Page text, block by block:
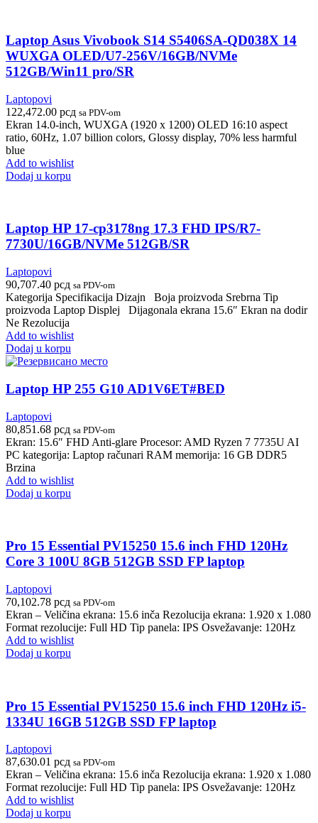
Laptop Asus Vivobook S14 S5406SA-QD038X 14
WUXGA OLED/U7-256V/16GB/NVMe
512GB/Win11 pro/SR
Laptopovi
122,472.00 рсд sa PDV-om
Ekran 14.0-inch, WUXGA (1920 x 1200) OLED 16:10 aspect
ratio, 60Hz, 1.07 billion colors, Glossy display, 70% less harmful
blue
Add to wishlist
Dodaj u korpu
Laptop HP 17-cp3178ng 17.3 FHD IPS/R7-
7730U/16GB/NVMe 512GB/SR
Laptopovi
90,707.40 рсд sa PDV-om
Kategorija Specifikacija Dizajn Boja proizvoda Srebrna Tip
proizvoda Laptop Displej Dijagonala ekrana 15.6″ Ekran na dodir
Ne Rezolucija
Add to wishlist
Dodaj u korpu
Laptop HP 255 G10 AD1V6ET#BED
Laptopovi
80,851.68 рсд sa PDV-om
Ekran: 15.6″ FHD Anti-glare Procesor: AMD Ryzen 7 7735U AI
PC kategorija: Laptop računari RAM memorija: 16 GB DDR5
Brzina
Add to wishlist
Dodaj u korpu
Pro 15 Essential PV15250 15.6 inch FHD 120Hz
Core 3 100U 8GB 512GB SSD FP laptop
Laptopovi
70,102.78 рсд sa PDV-om
Ekran – Veličina ekrana: 15.6 inča Rezolucija ekrana: 1.920 x 1.080
Format rezolucije: Full HD Tip panela: IPS Osvežavanje: 120Hz
Add to wishlist
Dodaj u korpu
Pro 15 Essential PV15250 15.6 inch FHD 120Hz i5-
1334U 16GB 512GB SSD FP laptop
Laptopovi
87,630.01 рсд sa PDV-om
Ekran – Veličina ekrana: 15.6 inča Rezolucija ekrana: 1.920 x 1.080
Format rezolucije: Full HD Tip panela: IPS Osvežavanje: 120Hz
Add to wishlist
Dodaj u korpu